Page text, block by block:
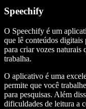
Speechify
O Speechify é um
que lê conteúdos
para criar vozes naturais
trabalha.
O aplicativo é uma
permite que você
para pesquisas. Além
dificuldades de leitura a